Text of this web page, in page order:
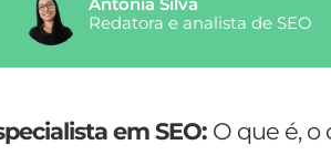
Redatora e analista de SEO
em SEO:O que é, o